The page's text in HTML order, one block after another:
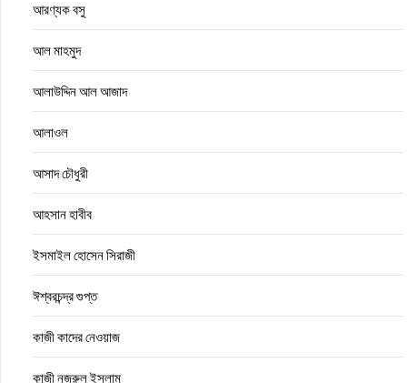
আরণ্যক বসু
আল মাহমুদ
আলাউদ্দিন আল আজাদ
আলাওল
আসাদ চৌধুরী
আহসান হাবীব
ইসমাইল হোসেন সিরাজী
ঈশ্বরচন্দ্র গুপ্ত
কাজী কাদের নেওয়াজ
কাজী নজরুল ইসলাম